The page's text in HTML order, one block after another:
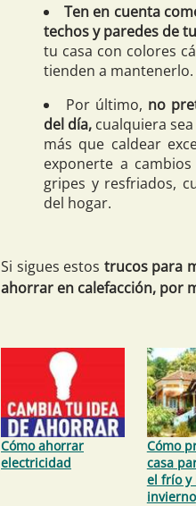
Ten en cuenta
techos y paredes de
tu casa con colores
tienden a mantenerlo.
Por último, no
del día, cualquiera
más que caldear
exponerte a
gripes y resfriados,
del hogar.
Si sigues estos trucos para
ahorrar en calefacción, por
Cómo ahorrar
electricidad
Cómo
casa
el frío y
invierno